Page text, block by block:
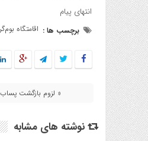
انتهای پیام
برچسب ها : اقامتگاه
« لزوم بازگشت پساب
نوشته های مشابه